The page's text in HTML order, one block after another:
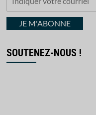
courrielJE M'ABONNE
SOUTENEZ-NOUS !